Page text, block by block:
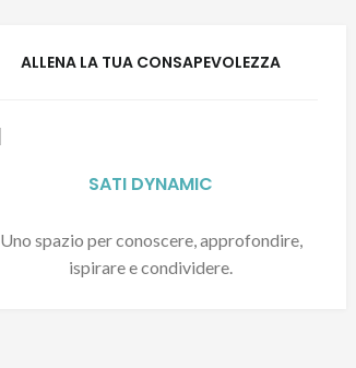
ALLENA LA TUA CONSAPEVOLEZZA
SATI DYNAMIC
Uno spazio per conoscere, approfondire,
ispirare e condividere.